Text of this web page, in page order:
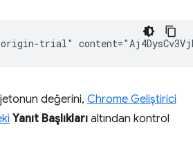
değerini, Chrome Geliştirici
Yanıt Başlıkları altından kontrol